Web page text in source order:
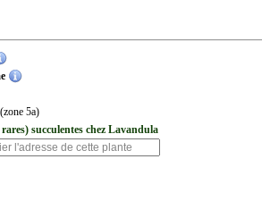
(zone 5a)
succulentes chez Lavandula